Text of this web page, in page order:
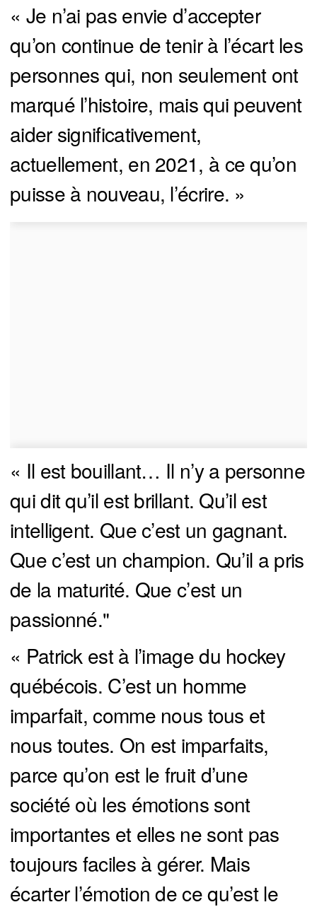
« Je n’ai pas envie d’accepter
qu’on continue de tenir à l’écart les
personnes qui, non seulement ont
marqué l’histoire, mais qui peuvent
aider significativement,
actuellement, en 2021, à ce qu’on
puisse à nouveau, l’écrire. »
« Il est bouillant… Il n’y a personne
qui dit qu’il est brillant. Qu’il est
intelligent. Que c’est un gagnant.
Que c’est un champion. Qu’il a pris
de la maturité. Que c’est un
passionné."
« Patrick est à l’image du hockey
québécois. C’est un homme
imparfait, comme nous tous et
nous toutes. On est imparfaits,
parce qu’on est le fruit d’une
société où les émotions sont
importantes et elles ne sont pas
toujours faciles à gérer. Mais
écarter l’émotion de ce qu’est le